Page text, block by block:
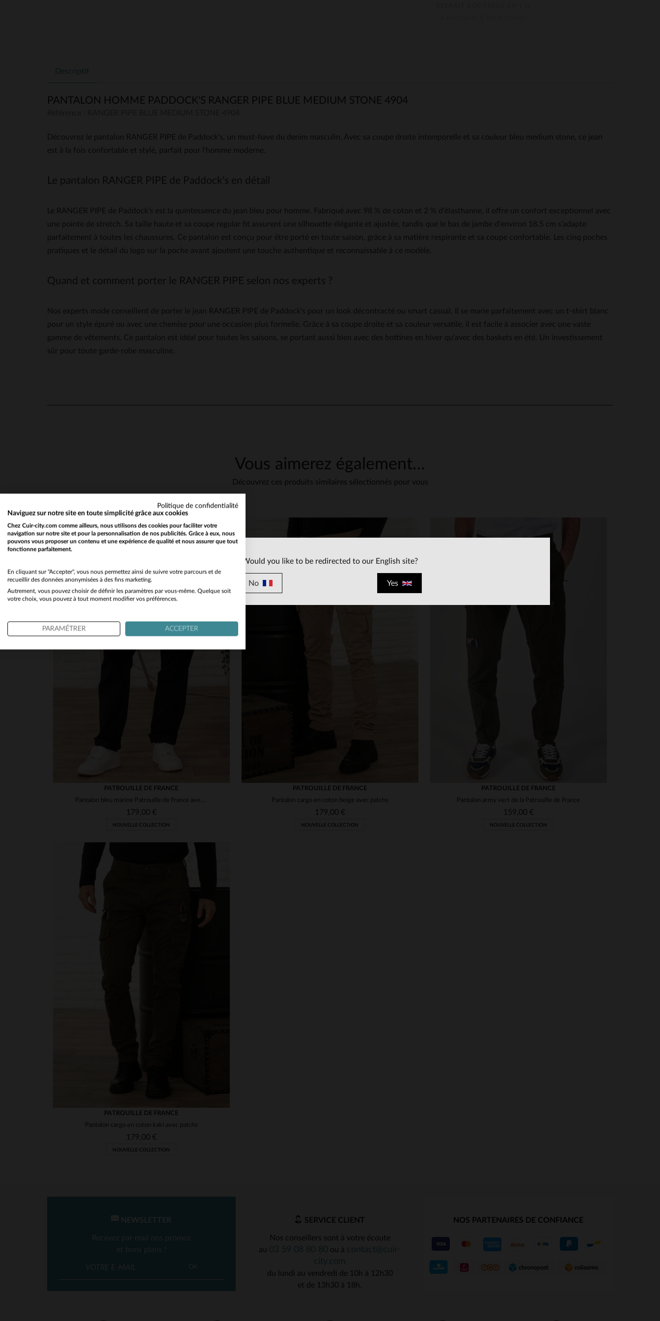
Descriptif
PANTALON HOMME PADDOCK'S RANGER PIPE BLUE MEDIUM STONE 4904
Découvrez le pantalon RANGER PIPE de Paddock's, un must-have du denim masculin. Avec sa coupe droite intemporelle et sa couleur bleu medium stone, ce jean
est à la fois confortable et stylé, parfait pour l'homme moderne.
Le pantalon RANGER PIPE de Paddock's en détail
Le RANGER PIPE de Paddock's est la quintessence du jean bleu pour homme. Fabriqué avec 98 % de coton et 2 % d'élasthanne, il offre un confort exceptionnel avec
une pointe de stretch. Sa taille haute et sa coupe regular fit assurent une silhouette élégante et ajustée, tandis que le bas de jambe d'environ 18.5 cm s'adapte
parfaitement à toutes les chaussures. Ce pantalon est conçu pour être porté en toute saison, grâce à sa matière respirante et sa coupe confortable. Les cinq poches
pratiques et le détail du logo sur la poche avant ajoutent une touche authentique et reconnaissable à ce modèle.
Quand et comment porter le RANGER PIPE selon nos experts ?
Nos experts mode conseillent de porter le jean RANGER PIPE de Paddock's pour un look décontracté ou smart casual. Il se marie parfaitement avec un t-shirt blanc
pour un style épuré ou avec une chemise pour une occasion plus formelle. Grâce à sa coupe droite et sa couleur versatile, il est facile à associer avec une vaste
gamme de vêtements. Ce pantalon est idéal pour toutes les saisons, se portant aussi bien avec des bottines en hiver qu'avec des baskets en été. Un investissement
sûr pour toute garde-robe masculine.
Vous aimerez également…
Découvrez ces produits similaires sélectionnés pour vous
PATROUILLE DE FRANCE
Pantalon bleu marine Patrouille de France avec patchs
179,00 €
NOUVELLE COLLECTION
PATROUILLE DE FRANCE
Pantalon cargo en coton beige avec patchs
179,00 €
NOUVELLE COLLECTION
PATROUILLE DE FRANCE
Pantalon army vert de la Patrouille de France
159,00 €
NOUVELLE COLLECTION
PATROUILLE DE FRANCE
Pantalon cargo en coton kaki avec patchs
179,00 €
NOUVELLE COLLECTION
NEWSLETTER
Recevez par mail nos promos
et bons plans !
OK
SERVICE CLIENT
Nos conseillers sont à votre écoute
au
ou à
du lundi au vendredi de 10h à 12h30
et de 13h30 à 18h.
NOS PARTENAIRES DE CONFIANCE
Would you like to be redirected to our English site?
No Yes
Politique de confidentialité
Naviguez sur notre site en toute simplicité grâce aux cookies
Chez Cuir-city.com comme ailleurs, nous utilisons des cookies pour faciliter votre
navigation sur notre site et pour la personnalisation de nos publicités. Grâce à eux, nous
pouvons vous proposer un contenu et une expérience de qualité et nous assurer que tout
fonctionne parfaitement.
En cliquant sur "Accepter", vous nous permettez ainsi de suivre votre parcours et de
recueillir des données anonymisées à des fins marketing.
Autrement, vous pouvez choisir de définir les paramètres par vous-même. Quelque soit
votre choix, vous pouvez à tout moment modifier vos préférences.
PARAMÉTRER ACCEPTER